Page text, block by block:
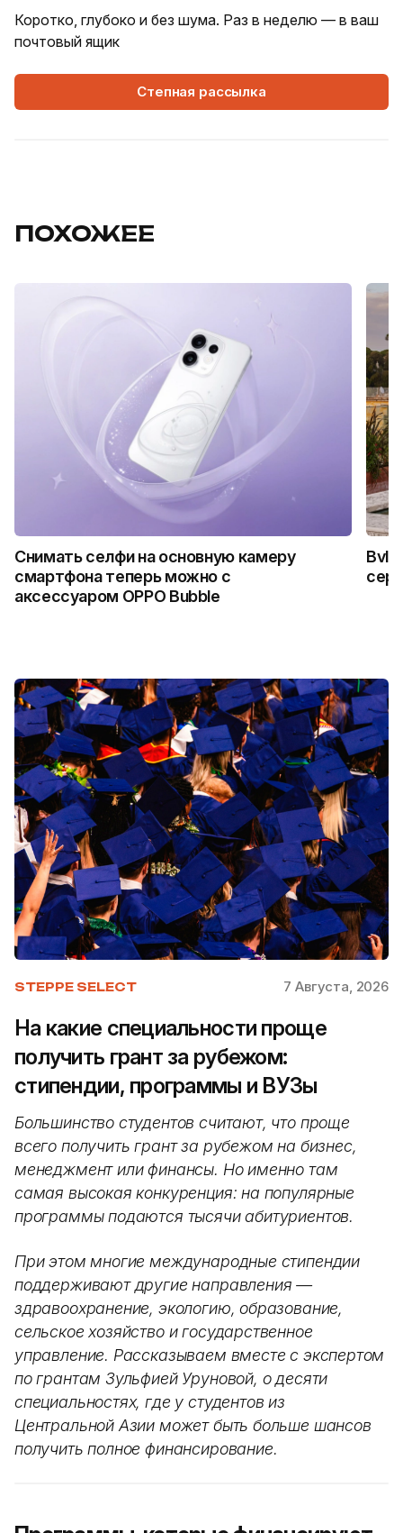
Коротко, глубоко и без шума. Раз в неделю — в ваш
почтовый ящик
Степная рассылка
ПОХОЖЕЕ
Снимать селфи на основную камеру
смартфона теперь можно с
аксессуаром OPPO Bubble
STEPPE SELECT 7 Августа, 2026
На какие специальности проще
получить грант за рубежом:
стипендии, программы и ВУЗы
Большинство студентов считают, что проще
всего получить грант за рубежом на бизнес,
менеджмент или финансы. Но именно там
самая высокая конкуренция: на популярные
программы подаются тысячи абитуриентов.
При этом многие международные стипендии
поддерживают другие направления —
здравоохранение, экологию, образование,
сельское хозяйство и государственное
управление. Рассказываем вместе с экспертом
по грантам Зульфией Уруновой, о десяти
специальностях, где у студентов из
Центральной Азии может быть больше шансов
получить полное финансирование.